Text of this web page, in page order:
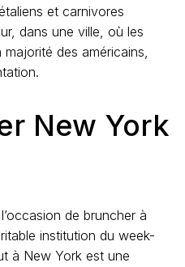
et carnivores
dans une ville, où les
des américains,
New York
de bruncher à
institution du week-
à New York est une